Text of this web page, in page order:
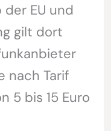
EU und
gilt dort
nach Tarif
5 bis 15 Euro